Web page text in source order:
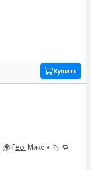
Купить
🌍 Гео: Микс • 🏷️ 🔁